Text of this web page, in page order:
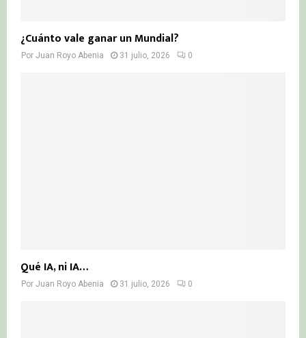
¿Cuánto vale ganar un Mundial?
Por Juan Royo Abenia 31 julio, 2026 0
Qué IA, ni IA…
Por Juan Royo Abenia 31 julio, 2026 0